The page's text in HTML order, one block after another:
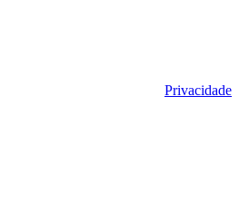
Privacidade